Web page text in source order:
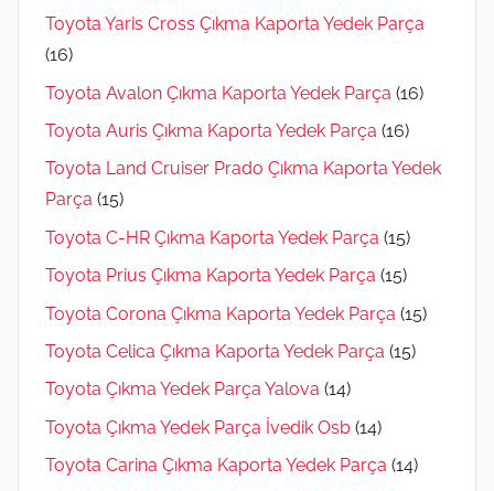
Toyota Yaris Cross Çıkma Kaporta Yedek Parça
(16)
Toyota Avalon Çıkma Kaporta Yedek Parça (16)
Toyota Auris Çıkma Kaporta Yedek Parça (16)
Toyota Land Cruiser Prado Çıkma Kaporta Yedek
Parça (15)
Toyota C-HR Çıkma Kaporta Yedek Parça (15)
Toyota Prius Çıkma Kaporta Yedek Parça (15)
Toyota Corona Çıkma Kaporta Yedek Parça (15)
Toyota Celica Çıkma Kaporta Yedek Parça (15)
Toyota Çıkma Yedek Parça Yalova (14)
Toyota Çıkma Yedek Parça İvedik Osb (14)
Toyota Carina Çıkma Kaporta Yedek Parça (14)